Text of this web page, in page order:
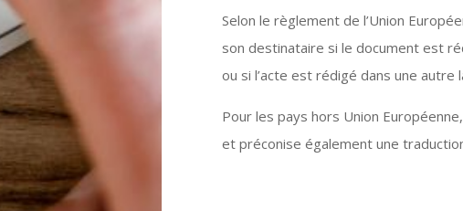
Selon le règlement de l’Union
son destinataire si le document est
ou si l’acte est rédigé dans une autre
Pour les pays hors Union
et préconise également une